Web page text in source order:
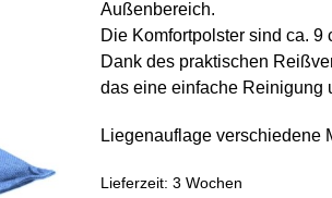
Außenbereich.
Die Komfortpolster sind ca.
Dank des praktischen
das eine einfache Reinigung
Liegenauflage verschiedene
Lieferzeit: 3 Wochen